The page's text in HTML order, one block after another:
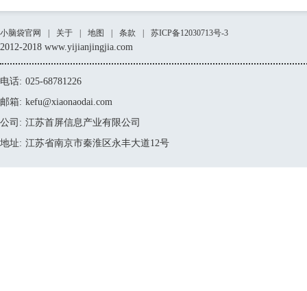
小脑袋官网 关于 地图 条款 苏ICP备12030713号-3
2012-2018 www.yijianjingjia.com
电话: 025-68781226
邮箱: kefu@xiaonaodai.com
公司: 江苏首屏信息产业有限公司
地址: 江苏省南京市秦淮区永丰大道12号